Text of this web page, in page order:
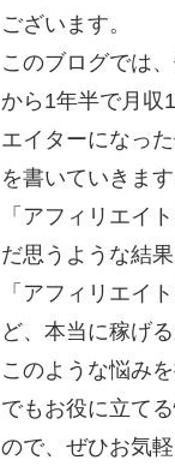
ございます。
このブログでは
から1年半で月収
エイターになっ
を書いていきます
「アフィリエイ
だ思うような結果
「アフィリエイ
ど、本当に稼げる
このような悩み
でもお役に立て
ので、ぜひお気